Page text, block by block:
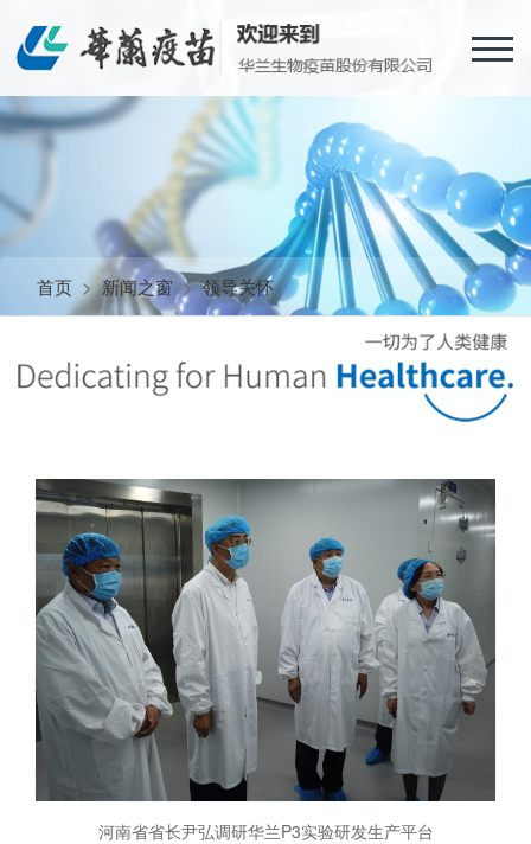
首页 > 新闻之窗 > 领导关怀
河南省省长尹弘调研华兰P3实验研发生产平台